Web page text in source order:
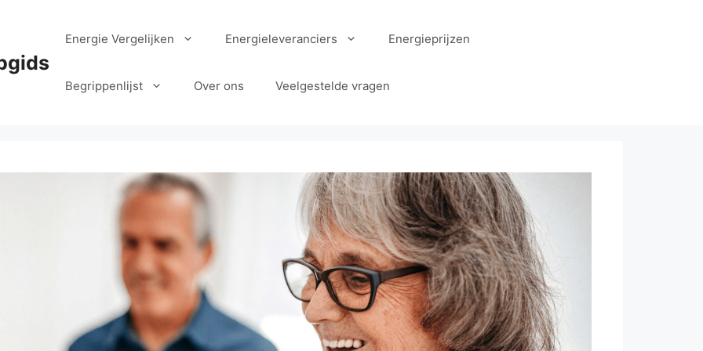
Energie Vergelijken Energieleveranciers Energieprijzen
Begrippenlijst Over ons Veelgestelde vragen